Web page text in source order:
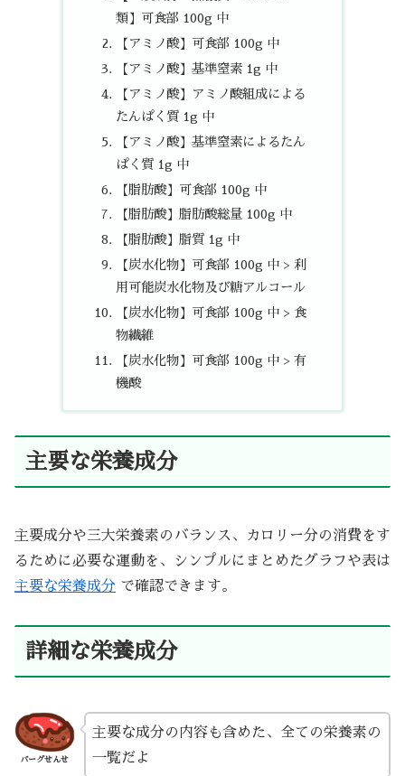
類】可食部 100g 中
【アミノ酸】可食部 100g 中
【アミノ酸】基準窒素 1g 中
【アミノ酸】アミノ酸組成による
たんぱく質 1g 中
【アミノ酸】基準窒素によるたん
ぱく質 1g 中
【脂肪酸】可食部 100g 中
【脂肪酸】脂肪酸総量 100g 中
【脂肪酸】脂質 1g 中
【炭水化物】可食部 100g 中 > 利
用可能炭水化物及び糖アルコール
【炭水化物】可食部 100g 中 > 食
物繊維
【炭水化物】可食部 100g 中 > 有
機酸
主要な栄養成分
主要成分や三大栄養素のバランス、カロリー分の消費をす
るために必要な運動を、シンプルにまとめたグラフや表は
主要な栄養成分 で確認できます。
詳細な栄養成分
バーグせんせ
主要な成分の内容も含めた、全ての栄養素の
一覧だよ